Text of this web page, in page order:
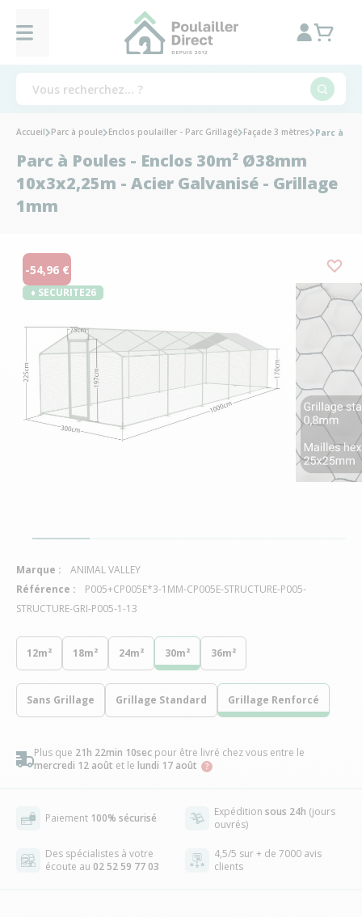
12m² 18m² 24m² 30m² 36m²
Sans Grillage Grillage Standard Grillage Renforcé
Plus que 21h 22min 10sec pour être livré chez vous entre le
mercredi 12 août et le lundi 17 août
Paiement 100% sécurisé Expédition sous 24h (jours
ouvrés)
Des spécialistes à votre
écoute au 02 52 59 77 03
4,5/5 sur + de 7000 avis
clients
Accueil Parc à poule Enclos poulailler - Parc Grillagé Façade 3 mètres Parc à
Parc à Poules - Enclos 30m² Ø38mm
10x3x2,25m - Acier Galvanisé - Grillage
1mm
-54,96 €
♦ SECURITE26
Marque :
ANIMAL VALLEY
Référence :
P005+CP005E*3-1MM-CP005E-STRUCTURE-P005-
STRUCTURE-GRI-P005-1-13